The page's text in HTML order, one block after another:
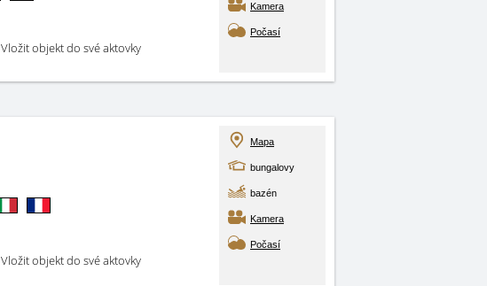
Vložit objekt do své aktovky
Kamera
Počasí
Vložit objekt do své aktovky
Mapa
bungalovy
bazén
Kamera
Počasí